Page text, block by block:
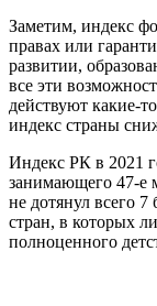
Заметим, индекс
правах или
развитии,
все эти
действуют какие-
индекс страны
Индекс РК в 2021
занимающего 47-е
не дотянул всего
стран, в которых
полноценного